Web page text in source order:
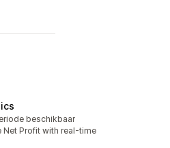
beschikbaar
Net Profit with real-time